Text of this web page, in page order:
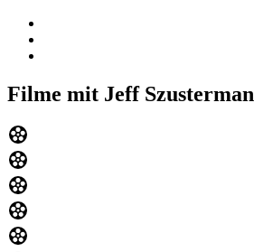
Filme mit Jeff Szusterman